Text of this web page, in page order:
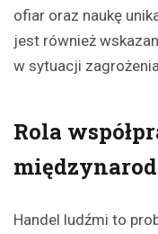
ofiar oraz naukę
jest również
w sytuacji
Rola
Handel ludźmi to